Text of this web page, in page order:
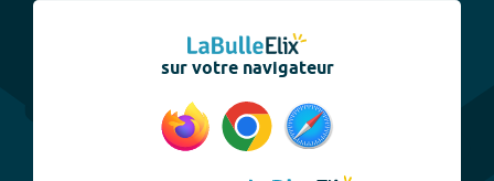
sur votre navigateur